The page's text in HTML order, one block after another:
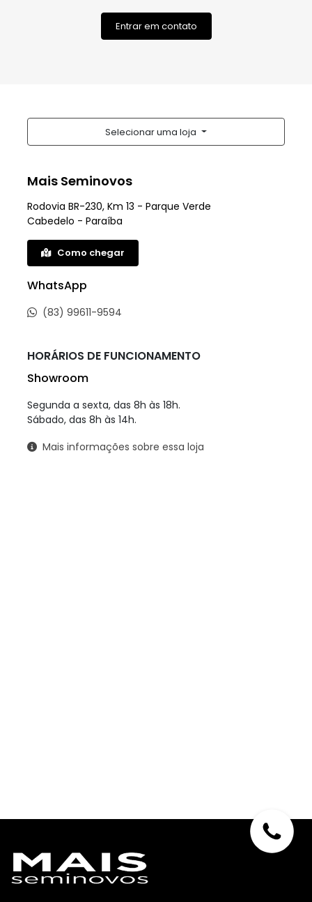
Entrar em contato
Selecionar uma loja
Mais Seminovos
Rodovia BR-230, Km 13 - Parque Verde
Cabedelo - Paraíba
Como chegar
WhatsApp
(83) 99611-9594
HORÁRIOS DE FUNCIONAMENTO
Showroom
Segunda a sexta, das 8h às 18h.
Sábado, das 8h às 14h.
Mais informações sobre essa loja